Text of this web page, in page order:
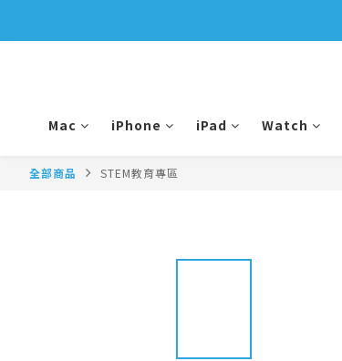
Mac iPhone iPad Watch
全部商品 STEM教育專區